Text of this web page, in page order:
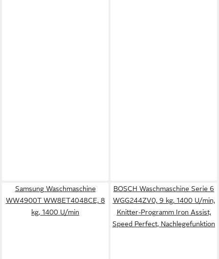
Samsung Waschmaschine
WW4900T WW8ET4048CE, 8
kg, 1400 U/min
BOSCH Waschmaschine Serie 6
WGG244ZV0, 9 kg, 1400 U/min,
Knitter-Programm Iron Assist,
Speed Perfect, Nachlegefunktion